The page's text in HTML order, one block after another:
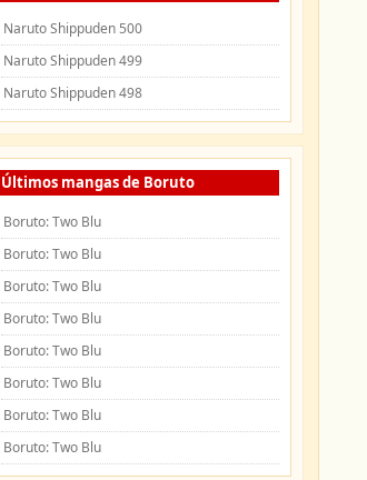
Naruto Shippuden 500
Naruto Shippuden 499
Naruto Shippuden 498
Últimos mangas de Boruto
Boruto: Two Blu
Boruto: Two Blu
Boruto: Two Blu
Boruto: Two Blu
Boruto: Two Blu
Boruto: Two Blu
Boruto: Two Blu
Boruto: Two Blu